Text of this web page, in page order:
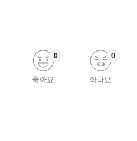
좋아요
0
화나요
0